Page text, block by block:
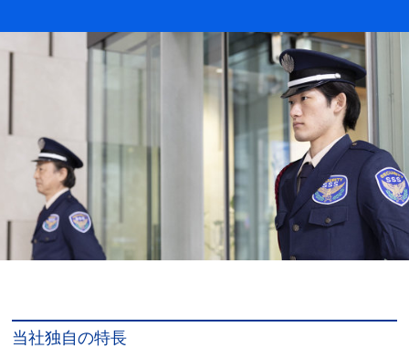
当社独自の特⾧